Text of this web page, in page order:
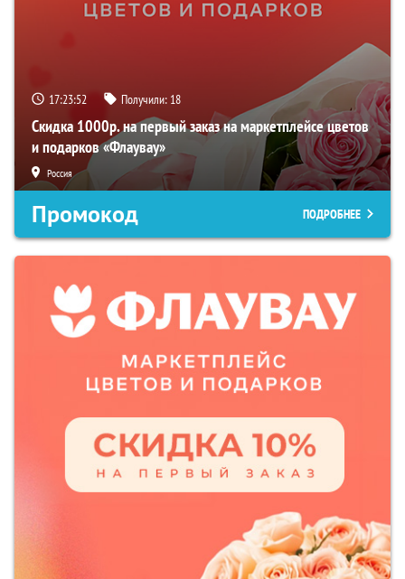
17:23:52 Получили: 18
Скидка 1000р. на первый заказ на маркетплейсе цветов
и подарков «Флаувау»
Россия
Промокод ПОДРОБНЕЕ